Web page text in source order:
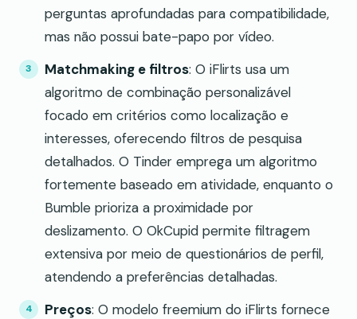
perguntas aprofundadas para compatibilidade,
mas não possui bate-papo por vídeo.
Matchmaking e filtros: O iFlirts usa um
algoritmo de combinação personalizável
focado em critérios como localização e
interesses, oferecendo filtros de pesquisa
detalhados. O Tinder emprega um algoritmo
fortemente baseado em atividade, enquanto o
Bumble prioriza a proximidade por
deslizamento. O OkCupid permite filtragem
extensiva por meio de questionários de perfil,
atendendo a preferências detalhadas.
Preços: O modelo freemium do iFlirts fornece